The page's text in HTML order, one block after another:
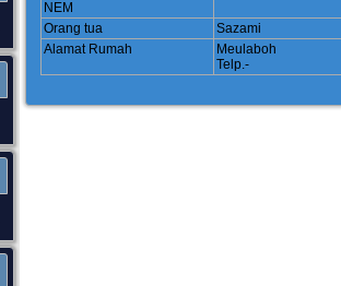
NEM
Orang tua
Sazami
Alamat Rumah
Meulaboh
Telp.-